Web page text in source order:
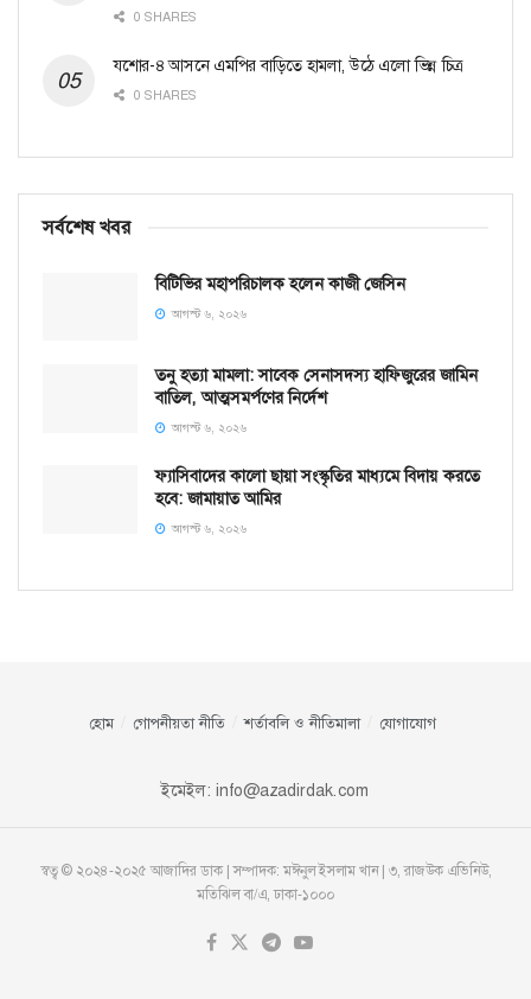
0 SHARES
যশোর-৪ আসনে এমপির বাড়িতে হামলা, উঠে এলো ভিন্ন চিত্র
0 SHARES
সর্বশেষ খবর
বিটিভির মহাপরিচালক হলেন কাজী জেসিন
আগস্ট ৬, ২০২৬
তনু হত্যা মামলা: সাবেক সেনাসদস্য হাফিজুরের জামিন
বাতিল, আত্মসমর্পণের নির্দেশ
আগস্ট ৬, ২০২৬
ফ্যাসিবাদের কালো ছায়া সংস্কৃতির মাধ্যমে বিদায় করতে
হবে: জামায়াত আমির
আগস্ট ৬, ২০২৬
হোম গোপনীয়তা নীতি শর্তাবলি ও নীতিমালা যোগাযোগ
ইমেইল: info@azadirdak.com
স্বত্ব © ২০২৪-২০২৫ আজাদির ডাক | সম্পাদক: মঈনুল ইসলাম খান | ৩, রাজউক এভিনিউ,
মতিঝিল বা/এ, ঢাকা-১০০০